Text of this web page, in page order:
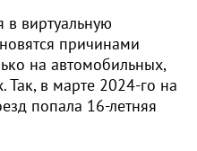
виртуальную
причинами
на автомобильных,
Так, в марте 2024-го на
попала 16-летняя